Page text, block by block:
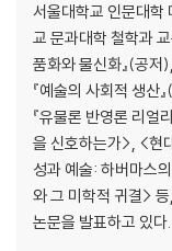
서울대학교 인문대학
교 문과대학 철학과
품화와 물신화』(공저
『예술의 사회적 생산
『유물론 반영론 리얼
을 신호하는가>, <현
성과 예술: 하버마스
와 그 미학적 귀결>
논문을 발표하고 있다.